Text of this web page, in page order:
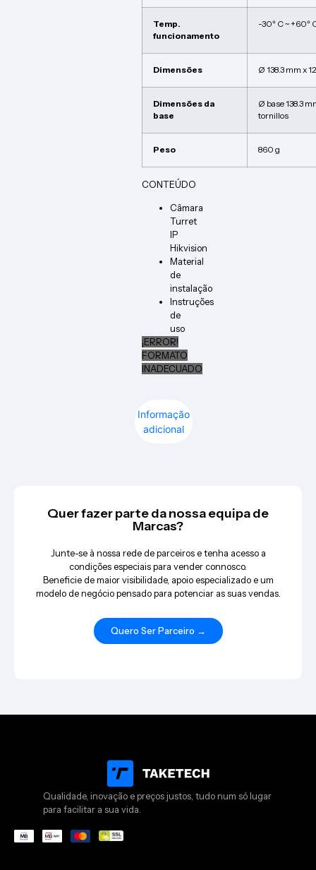
Informação
adicional
Temp.
funcionamento
-30º C ~ +60º
Dimensões Ø 138.3 mm x
Dimensões da
base
Ø base 138.3
tornillos
Peso 860 g
CONTEÚDO
Câmara
Turret
IP
Hikvision
Material
de
instalação
Instruções
de
uso
¡ERROR!
FORMATO
INADECUADO
Quer fazer parte da nossa equipa de
Marcas?
Junte-se à nossa rede de parceiros e tenha acesso a
condições especiais para vender connosco.
Beneficie de maior visibilidade, apoio especializado e um
modelo de negócio pensado para potenciar as suas vendas.
Quero Ser Parceiro →
Qualidade, inovação e preços justos, tudo num só lugar
para facilitar a sua vida.